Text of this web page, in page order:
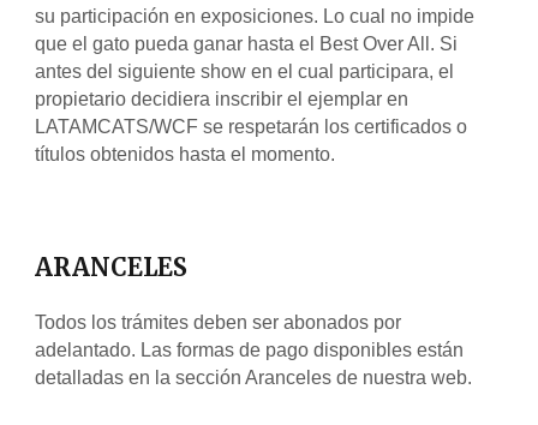
su participación en exposiciones. Lo cual no impide
que el gato pueda ganar hasta el Best Over All. Si
antes del siguiente show en el cual participara, el
propietario decidiera inscribir el ejemplar en
LATAMCATS/WCF se respetarán los certificados o
títulos obtenidos hasta el momento.
ARANCELES
Todos los trámites deben ser abonados por
adelantado. Las formas de pago disponibles están
detalladas en la sección Aranceles de nuestra web.